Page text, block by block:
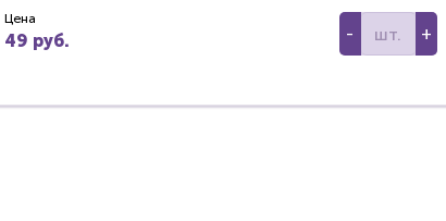
Цена
49 руб. - +